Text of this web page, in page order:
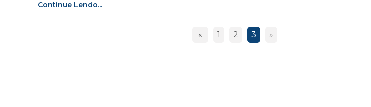
Continue Lendo...
« 1 2 3 »